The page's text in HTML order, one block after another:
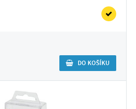
DO KOŠÍKU